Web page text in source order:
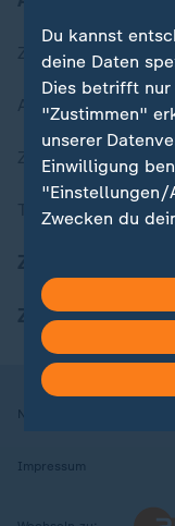
Zuletzt
Aktuelle
ZDFheute Stories
Themen im
ZDFheute Apps
Nutzungsbedingungen
Impressum
Du kannst
deine Daten
Dies betrifft
"Zustimmen"
unserer
Einwilligung
"Einstellungen/
Zwecken du
in deinen
Hier findest du
Weitere